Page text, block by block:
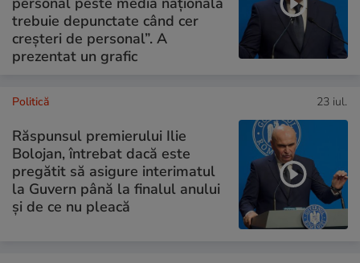
trebuie depunctate când cer
creșteri de personal”. A
prezentat un grafic
Politică 23 iul.
Răspunsul premierului Ilie
Bolojan, întrebat dacă este
pregătit să asigure interimatul
la Guvern până la finalul anului
și de ce nu pleacă